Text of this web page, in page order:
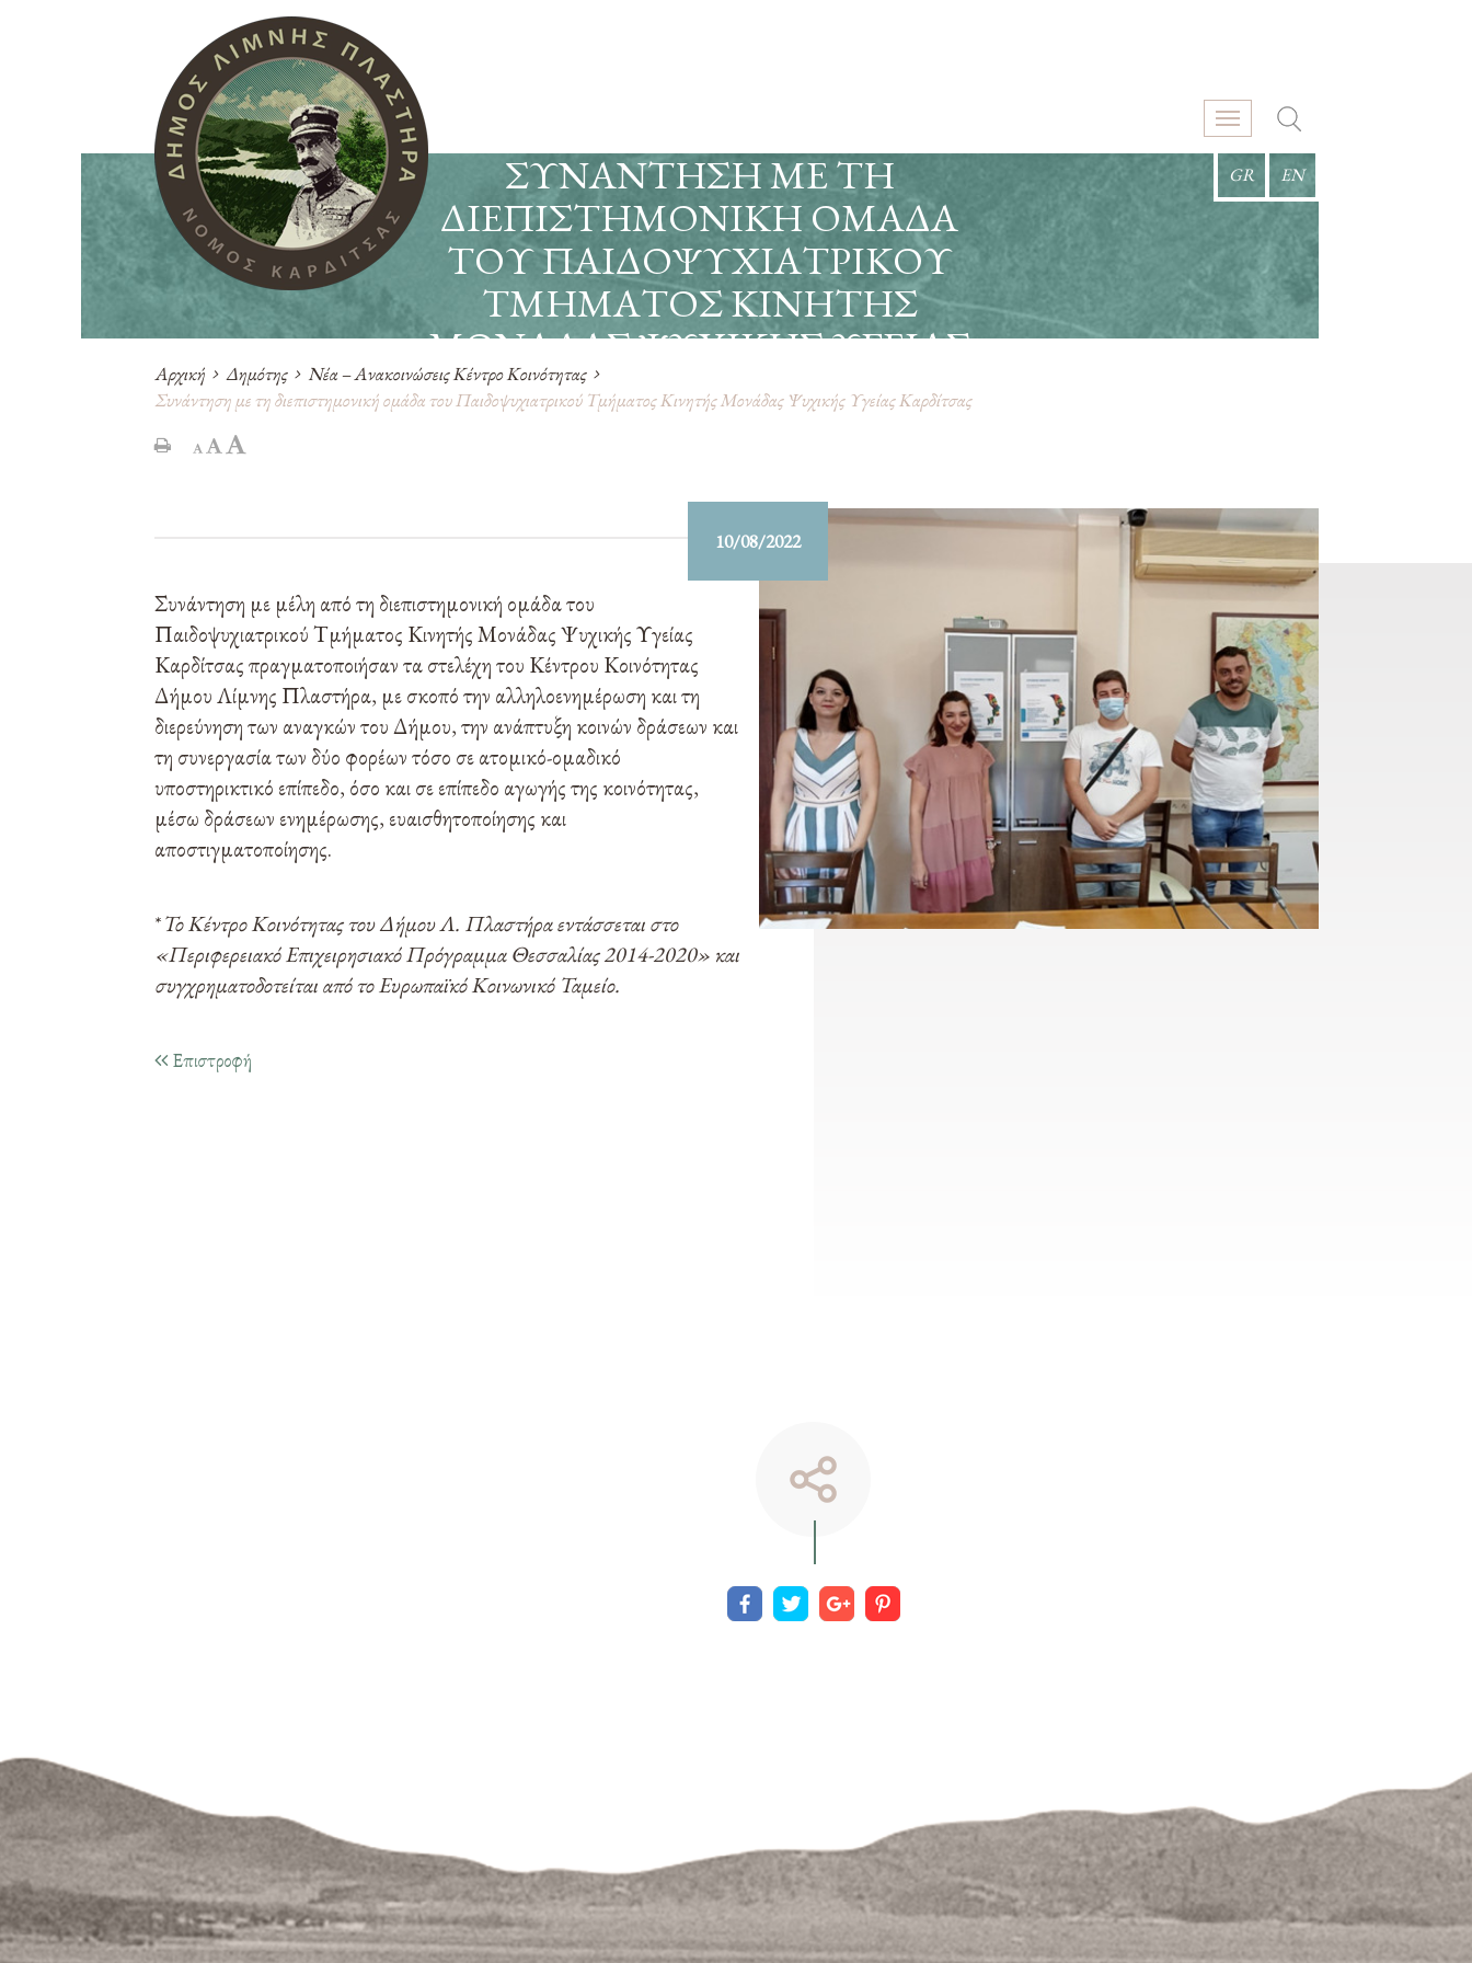
GR EN
ΣΥΝΆΝΤΗΣΗ ΜΕ ΤΗ
ΔΙΕΠΙΣΤΗΜΟΝΙΚΉ ΟΜΆΔΑ
ΤΟΥ ΠΑΙΔΟΨΥΧΙΑΤΡΙΚΟΎ
ΤΜΉΜΑΤΟΣ ΚΙΝΗΤΉΣ
ΜΟΝΆΔΑΣ ΨΥΧΙΚΉΣ ΥΓΕΊΑΣ
ΚΑΡΔΊΤΣΑΣ
Αρχική Δημότης
Νέα – Ανακοινώσεις Κέντρο Κοινότητας
Συνάντηση με τη διεπιστημονική ομάδα του Παιδοψυχιατρικού Τμήματος Κινητής Μονάδας Ψυχικής Υγείας Καρδίτσας
10/08/2022
Συνάντηση με μέλη από τη διεπιστημονική ομάδα του
Παιδοψυχιατρικού Τμήματος Κινητής Μονάδας Ψυχικής Υγείας
Καρδίτσας πραγματοποιήσαν τα στελέχη του Κέντρου Κοινότητας
Δήμου Λίμνης Πλαστήρα, με σκοπό την αλληλοενημέρωση και τη
διερεύνηση των αναγκών του Δήμου, την ανάπτυξη κοινών δράσεων και
τη συνεργασία των δύο φορέων τόσο σε ατομικό-ομαδικό
υποστηρικτικό επίπεδο, όσο και σε επίπεδο αγωγής της κοινότητας,
μέσω δράσεων ενημέρωσης, ευαισθητοποίησης και
αποστιγματοποίησης.
*Το Κέντρο Κοινότητας του Δήμου Λ. Πλαστήρα εντάσσεται στο
«Περιφερειακό Επιχειρησιακό Πρόγραμμα Θεσσαλίας 2014-2020» και
συγχρηματοδοτείται από το Ευρωπαϊκό Κοινωνικό Ταμείο.
Επιστροφή